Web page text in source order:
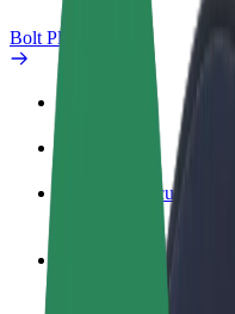
Bolt Plus
Preguntas frecuentes
Colaborar como
Gana dinero